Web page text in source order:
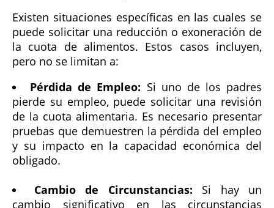
Existen situaciones específicas en las cuales se
puede solicitar una reducción o exoneración de
la cuota de alimentos. Estos casos incluyen,
pero no se limitan a:
Pérdida de Empleo: Si uno de los padres
pierde su empleo, puede solicitar una revisión
de la cuota alimentaria. Es necesario presentar
pruebas que demuestren la pérdida del empleo
y su impacto en la capacidad económica del
obligado.
Cambio de Circunstancias: Si hay un
cambio significativo en las circunstancias